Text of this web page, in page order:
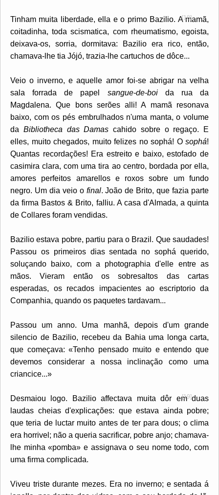
[18]
Tinham muita liberdade, ella e o primo Bazilio. A mamã,
coitadinha, toda scismatica, com rheumatismo, egoista,
deixava-os, sorria, dormitava: Bazilio era rico, então,
chamava-lhe tia Jójó, trazia-lhe cartuchos de dôce...
Veio o inverno, e aquelle amor foi-se abrigar na velha
sala forrada de papel sangue-de-boida rua da
Magdalena. Que bons serões alli! A mamã resonava
baixo, com os pés embrulhados n'uma manta, o volume
da Bibliotheca das Damas cahido sobre o regaço. E
elles, muito chegados, muito felizes no sophá! O sophá!
Quantas recordações! Era estreito e baixo, estofado de
casimira clara, com uma tira ao centro, bordada por ella,
amores perfeitos amarellos e roxos sobre um fundo
negro. Um dia veio o final. João de Brito, que fazia parte
da firma Bastos & Brito, falliu. A casa d'Almada, a quinta
de Collares foram vendidas.
Bazilio estava pobre, partiu para o Brazil. Que saudades!
Passou os primeiros dias sentada no sophá querido,
soluçando baixo, com a photographia d'elle entre as
mãos. Vieram então os sobresaltos das cartas
esperadas, os recados impacientes ao escriptorio da
Companhia, quando os paquetes tardavam...
Passou um anno. Uma manhã, depois d'um grande
silencio de Bazilio, recebeu da Bahia uma longa carta,
que começava: «Tenho pensado muito e entendo que
devemos considerar a nossa inclinação como uma
criancice...»
[19]
Desmaiou logo. Bazilio affectava muita dôr em duas
laudas cheias d'explicações: que estava ainda pobre;
que teria de luctar muito antes de ter para dous; o clima
era horrivel; não a queria sacrificar, pobre anjo; chamava-
lhe minha «pomba» e assignava o seu nome todo, com
uma firma complicada.
Viveu triste durante mezes. Era no inverno; e sentada á